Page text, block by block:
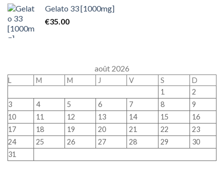
Gelato 33 [1000mg]
€35.00
août 2026
L M M J V S
D
1
2
3
4 5 6 7 8
9
10
11 12 13 14 15
16
17
18 19 20 21 22
23
24
25 26 27 28 29
30
31